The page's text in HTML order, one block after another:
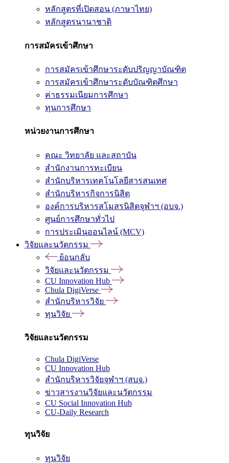
หลักสูตรที่เปิดสอน (ภาษาไทย)
หลักสูตรนานาชาติ
การสมัครเข้าศึกษา
การสมัครเข้าศึกษาระดับปริญญาบัณฑิต
การสมัครเข้าศึกษาระดับบัณฑิตศึกษา
ค่าธรรมเนียมการศึกษา
ทุนการศึกษา
หน่วยงานการศึกษา
คณะ วิทยาลัย และสถาบัน
สำนักงานการทะเบียน
สำนักบริหารเทคโนโลยีสารสนเทศ
สำนักบริหารกิจการนิสิต
องค์การบริหารสโมสรนิสิตจุฬาฯ (อบจ.)
ศูนย์การศึกษาทั่วไป
การประเมินออนไลน์ (MCV)
วิจัยและนวัตกรรม
ย้อนกลับ
วิจัยและนวัตกรรม
CU Innovation Hub
Chula DigiVerse
สำนักบริหารวิจัย
ทุนวิจัย
วิจัยและนวัตกรรม
Chula DigiVerse
CU Innovation Hub
สำนักบริหารวิจัยจุฬาฯ (สบจ.)
ข่าวสารงานวิจัยและนวัตกรรม
CU Social Innovation Hub
CU-Daily Research
ทุนวิจัย
ทุนวิจัย